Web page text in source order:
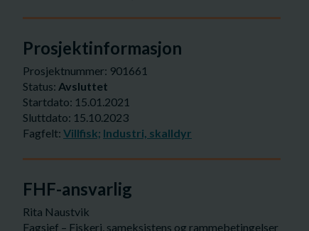
Prosjektinformasjon
Prosjektnummer: 901661
Status: Avsluttet
Startdato: 15.01.2021
Sluttdato: 15.10.2023
Fagfelt: Villfisk; Industri, skalldyr
FHF-ansvarlig
Rita Naustvik
Fagsjef – Fiskeri, sameksistens og rammebetingelser